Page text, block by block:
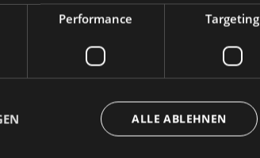
Performance Targeting
ALLE ABLEHNEN